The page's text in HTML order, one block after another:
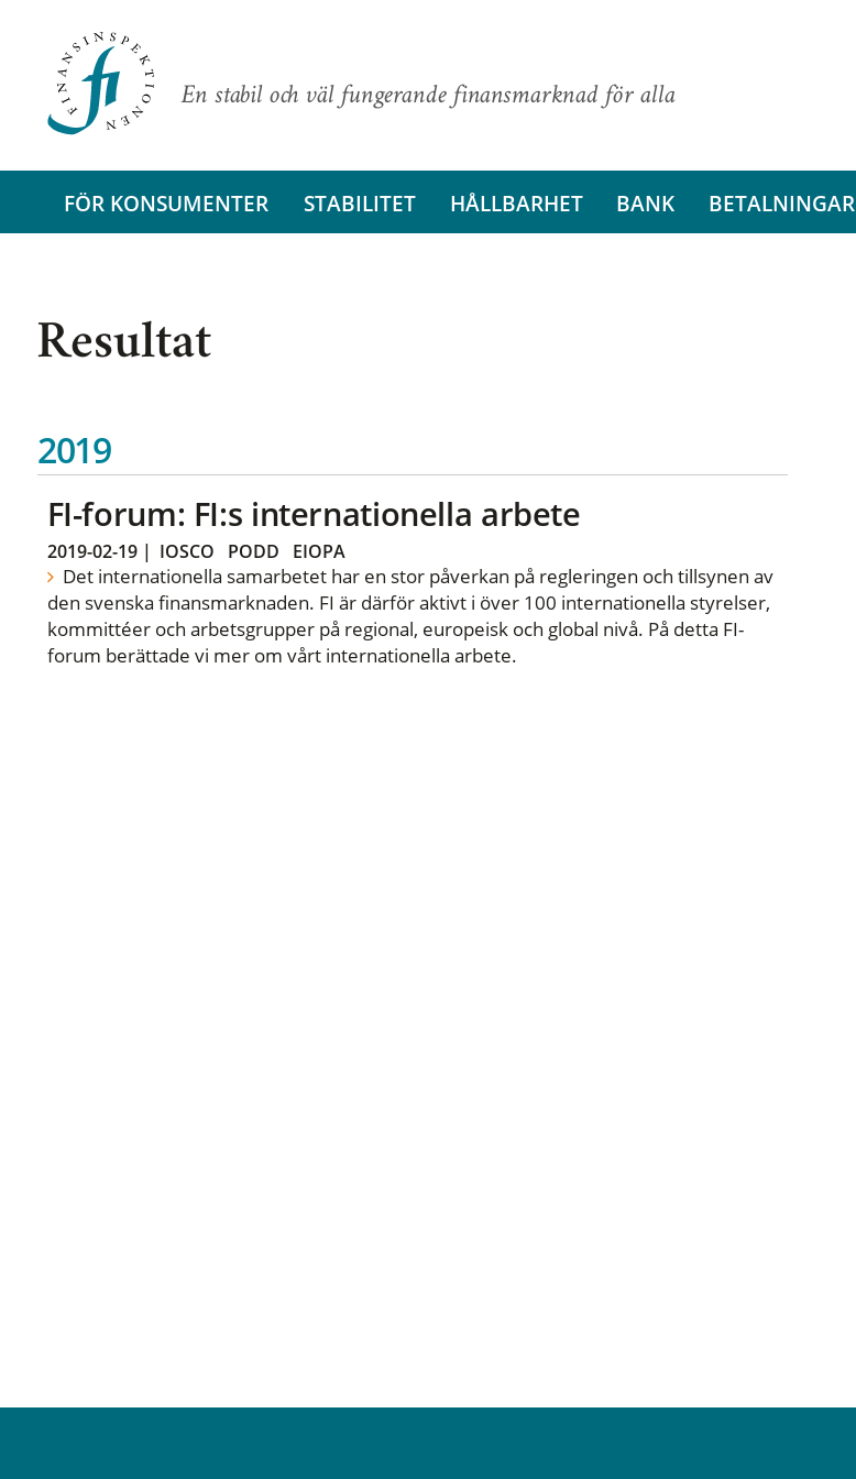
En stabil och väl fungerande finansmarknad för alla
FÖR KONSUMENTER STABILITET HÅLLBARHET BANK BETALNINGAR
Resultat
2019
FI-forum: FI:s internationella arbete
2019-02-19| IOSCO PODD EIOPA
Det internationella samarbetet har en stor påverkan på regleringen och tillsynen av
den svenska finansmarknaden. FI är därför aktivt i över 100 internationella styrelser,
kommittéer och arbetsgrupper på regional, europeisk och global nivå. På detta FI-
forum berättade vi mer om vårt internationella arbete.